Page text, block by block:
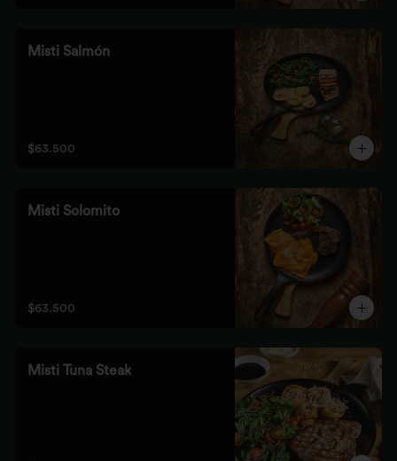
Misti Salmón
$63.500
Misti Solomito
$63.500
Misti Tuna Steak